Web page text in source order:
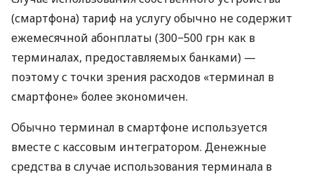
(смартфона) тариф на услугу обычно не содержит
ежемесячной абонплаты (300−500 грн как в
терминалах, предоставляемых банками) —
поэтому с точки зрения расходов «терминал в
смартфоне» более экономичен.
Обычно терминал в смартфоне используется
вместе с кассовым интегратором. Денежные
средства в случае использования терминала в